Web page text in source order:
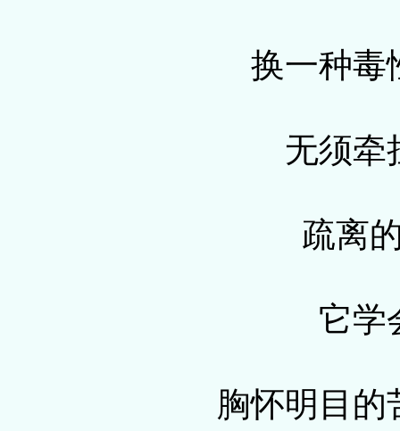
换一种毒
无须牵
疏离
它学
胸怀明目的